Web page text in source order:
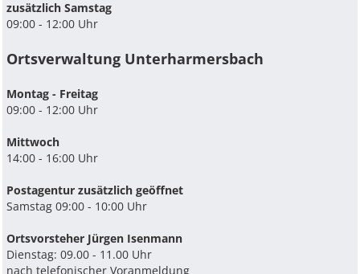
zusätzlich Samstag
09:00 - 12:00 Uhr
Ortsverwaltung Unterharmersbach
Montag - Freitag
09:00 - 12:00 Uhr
Mittwoch
14:00 - 16:00 Uhr
Postagentur zusätzlich geöffnet
Samstag 09:00 - 10:00 Uhr
Ortsvorsteher Jürgen Isenmann
Dienstag: 09.00 - 11.00 Uhr
nach telefonischer Voranmeldung